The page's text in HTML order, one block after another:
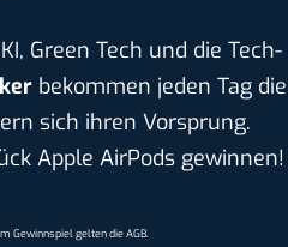
Green Tech und die Tech-
bekommen jeden Tag die
sich ihren Vorsprung.
Apple AirPods gewinnen!
Gewinnspiel gelten dieAGB.